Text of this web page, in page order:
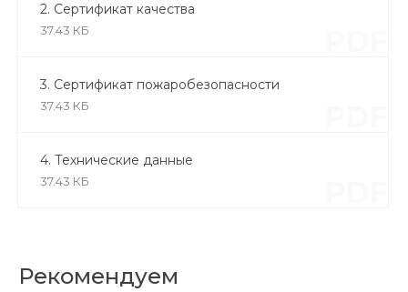
2. Сертификат качества
37.43 КБ
3. Сертификат пожаробезопасности
37.43 КБ
4. Технические данные
37.43 КБ
Рекомендуем